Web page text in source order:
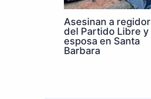
Asesinan a regidor
del Partido Libre y
esposa en Santa
Barbara